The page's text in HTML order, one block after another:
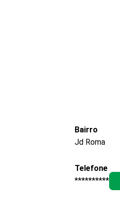
Bairro
Jd Roma
Telefone
**********